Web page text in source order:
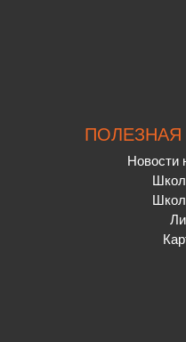
Новости